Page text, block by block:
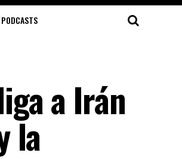
PODCASTS
a Irán
la